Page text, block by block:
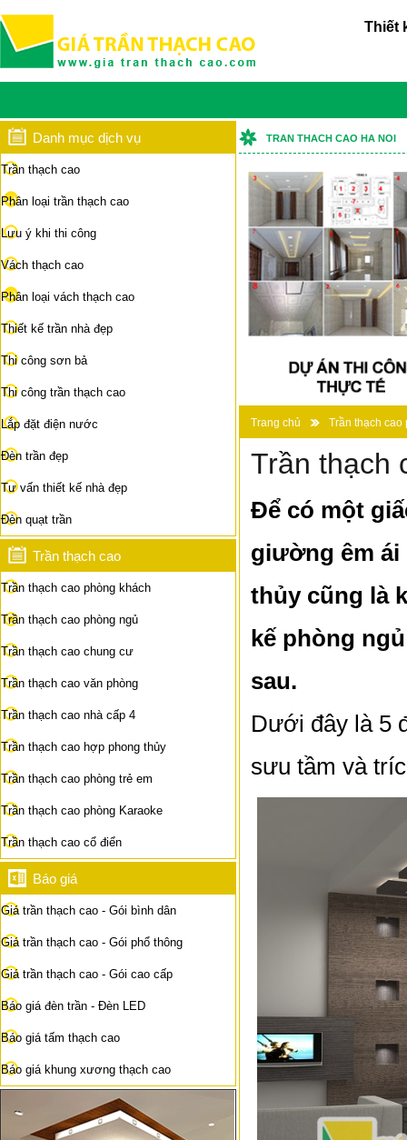
Thiết
Danh mục dịch vụ
Trần thạch cao
Phân loại trần thạch cao
Lưu ý khi thi công
Vách thạch cao
Phân loại vách thạch cao
Thiết kế trần nhà đẹp
Thi công sơn bả
Thi công trần thạch cao
Lắp đặt điện nước
Đèn trần đẹp
Tư vấn thiết kế nhà đẹp
Đèn quạt trần
Trần thạch cao
Trần thạch cao phòng khách
Trần thạch cao phòng ngủ
Trần thạch cao chung cư
Trần thạch cao văn phòng
Trần thạch cao nhà cấp 4
Trần thạch cao hợp phong thủy
Trần thạch cao phòng trẻ em
Trần thạch cao phòng Karaoke
Trần thạch cao cổ điển
Báo giá
Giá trần thạch cao - Gói bình dân
Giá trần thạch cao - Gói phổ thông
Giá trần thạch cao - Gói cao cấp
Báo giá đèn trần - Đèn LED
Báo giá tấm thạch cao
Báo giá khung xương thạch cao
TRAN THACH CAO HA NOI
Trang chủ Trần thạch cao
Trần thạch
Để có một
giường êm ái
thủy cũng là
kế phòng
sau.
Dưới đây là 5
sưu tầm và